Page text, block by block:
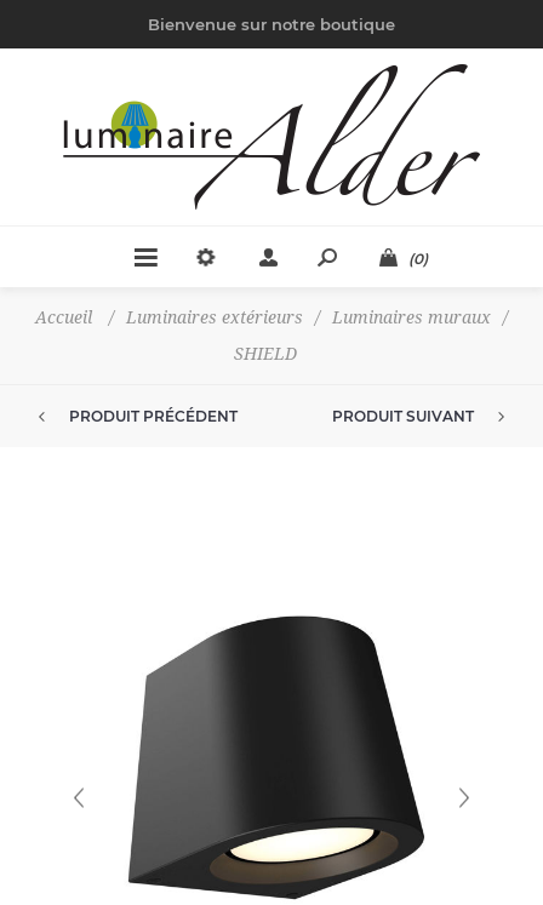
Bienvenue sur notre boutique
(0)
Accueil / Luminaires extérieurs / Luminaires muraux
/
SHIELD
PRODUIT PRÉCÉDENT PRODUIT SUIVANT